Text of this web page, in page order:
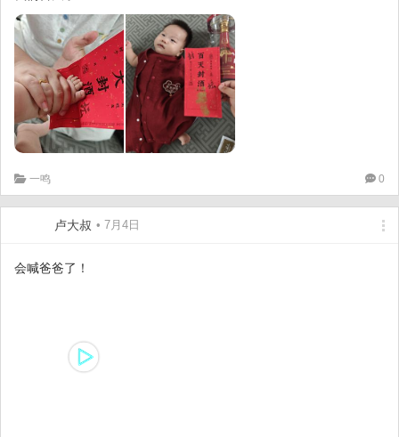
一鸣 0
卢大叔 • 7月4日
会喊爸爸了！